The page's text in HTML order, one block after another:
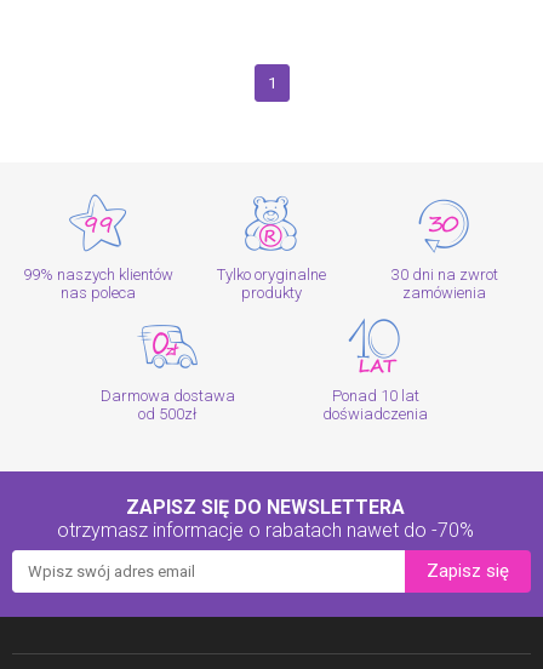
1
99% naszych klientów
nas poleca
Tylko oryginalne
produkty
30 dni na zwrot
zamówienia
Darmowa dostawa
od 500zł
Ponad 10 lat
doświadczenia
ZAPISZ SIĘ DO NEWSLETTERA
otrzymasz informacje o rabatach nawet do -70%
Zapisz się